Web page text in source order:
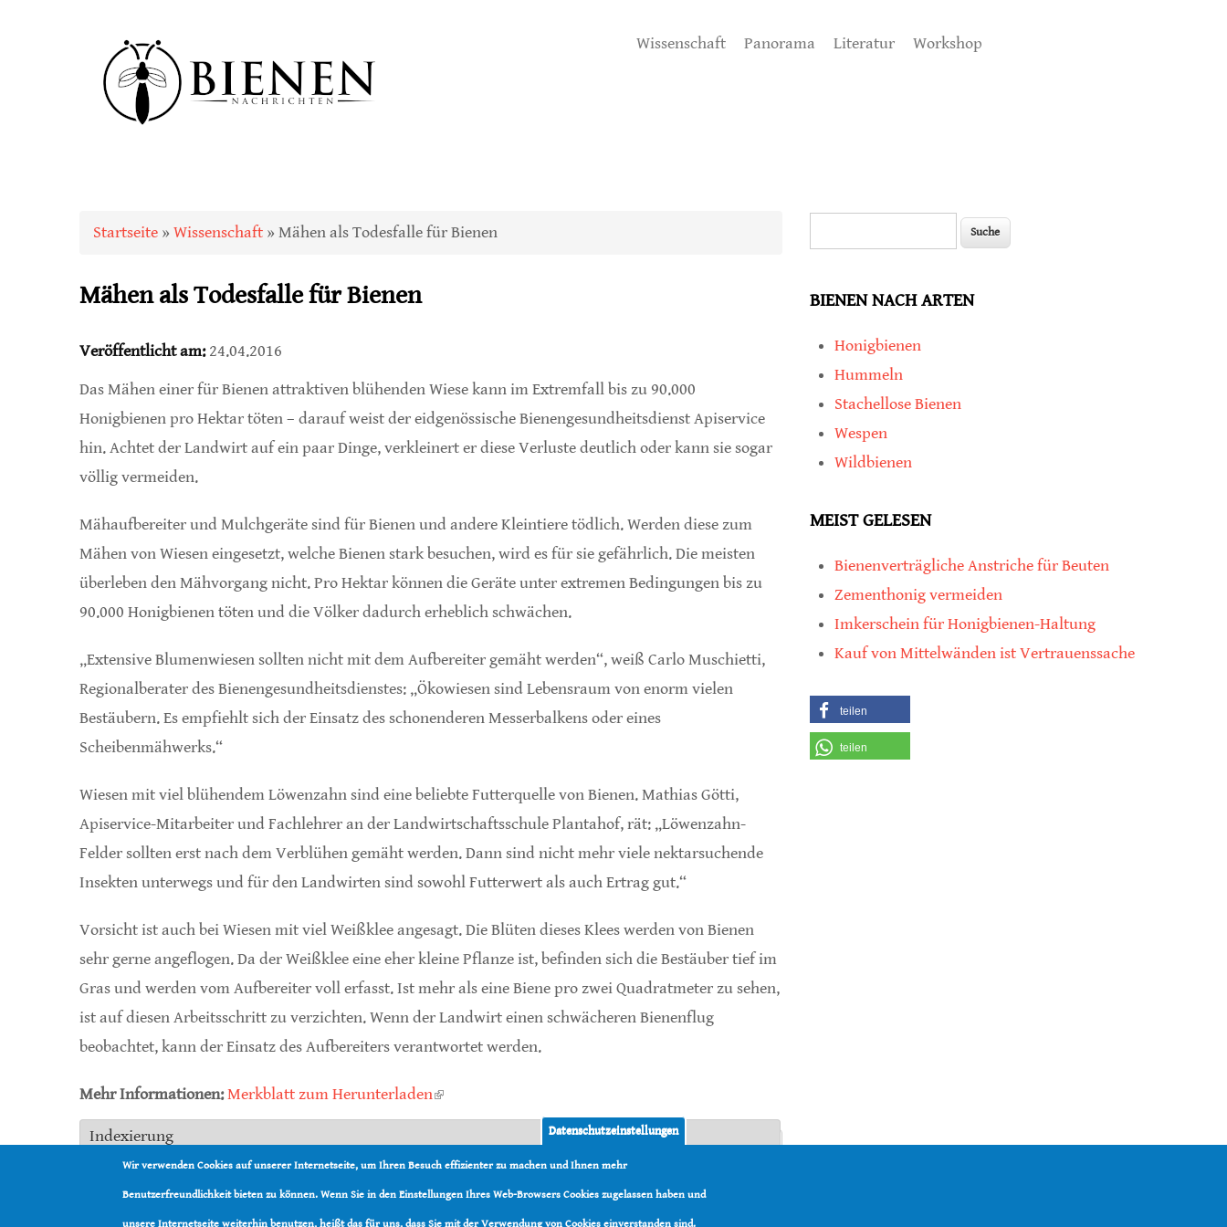
Wissenschaft Panorama Literatur Workshop
Sie sind hier
Startseite » Wissenschaft » Mähen als Todesfalle für Bienen
Mähen als Todesfalle für Bienen
Veröffentlicht am:24.04.2016
Das Mähen einer für Bienen attraktiven blühenden Wiese kann im Extremfall bis zu 90.000
Honigbienen pro Hektar töten – darauf weist der eidgenössische Bienengesundheitsdienst Apiservice
hin. Achtet der Landwirt auf ein paar Dinge, verkleinert er diese Verluste deutlich oder kann sie sogar
völlig vermeiden.
Mähaufbereiter und Mulchgeräte sind für Bienen und andere Kleintiere tödlich. Werden diese zum
Mähen von Wiesen eingesetzt, welche Bienen stark besuchen, wird es für sie gefährlich. Die meisten
überleben den Mähvorgang nicht. Pro Hektar können die Geräte unter extremen Bedingungen bis zu
90.000 Honigbienen töten und die Völker dadurch erheblich schwächen.
„Extensive Blumenwiesen sollten nicht mit dem Aufbereiter gemäht werden“, weiß Carlo Muschietti,
Regionalberater des Bienengesundheitsdienstes: „Ökowiesen sind Lebensraum von enorm vielen
Bestäubern. Es empfiehlt sich der Einsatz des schonenderen Messerbalkens oder eines
Scheibenmähwerks.“
Wiesen mit viel blühendem Löwenzahn sind eine beliebte Futterquelle von Bienen. Mathias Götti,
Apiservice-Mitarbeiter und Fachlehrer an der Landwirtschaftsschule Plantahof, rät: „Löwenzahn-
Felder sollten erst nach dem Verblühen gemäht werden. Dann sind nicht mehr viele nektarsuchende
Insekten unterwegs und für den Landwirten sind sowohl Futterwert als auch Ertrag gut.“
Vorsicht ist auch bei Wiesen mit viel Weißklee angesagt. Die Blüten dieses Klees werden von Bienen
sehr gerne angeflogen. Da der Weißklee eine eher kleine Pflanze ist, befinden sich die Bestäuber tief im
Gras und werden vom Aufbereiter voll erfasst. Ist mehr als eine Biene pro zwei Quadratmeter zu sehen,
ist auf diesen Arbeitsschritt zu verzichten. Wenn der Landwirt einen schwächeren Bienenflug
beobachtet, kann der Einsatz des Aufbereiters verantwortet werden.
Mehr Informationen:Merkblatt zum Herunterladen(link is external)
Indexierung
Land:Schweiz
Organisation:Apiservice
BIENEN NACH ARTEN
Honigbienen
Hummeln
Stachellose Bienen
Wespen
Wildbienen
MEIST GELESEN
Bienenverträgliche Anstriche für Beuten
Zementhonig vermeiden
Imkerschein für Honigbienen-Haltung
Kauf von Mittelwänden ist Vertrauenssache
teilen
teilen
Datenschutzeinstellungen
Wir verwenden Cookies auf unserer Internetseite, um Ihren Besuch effizienter zu machen und Ihnen mehr
Benutzerfreundlichkeit bieten zu können. Wenn Sie in den Einstellungen Ihres Web-Browsers Cookies zugelassen haben und
unsere Internetseite weiterhin benutzen, heißt das für uns, dass Sie mit der Verwendung von Cookies einverstanden sind.